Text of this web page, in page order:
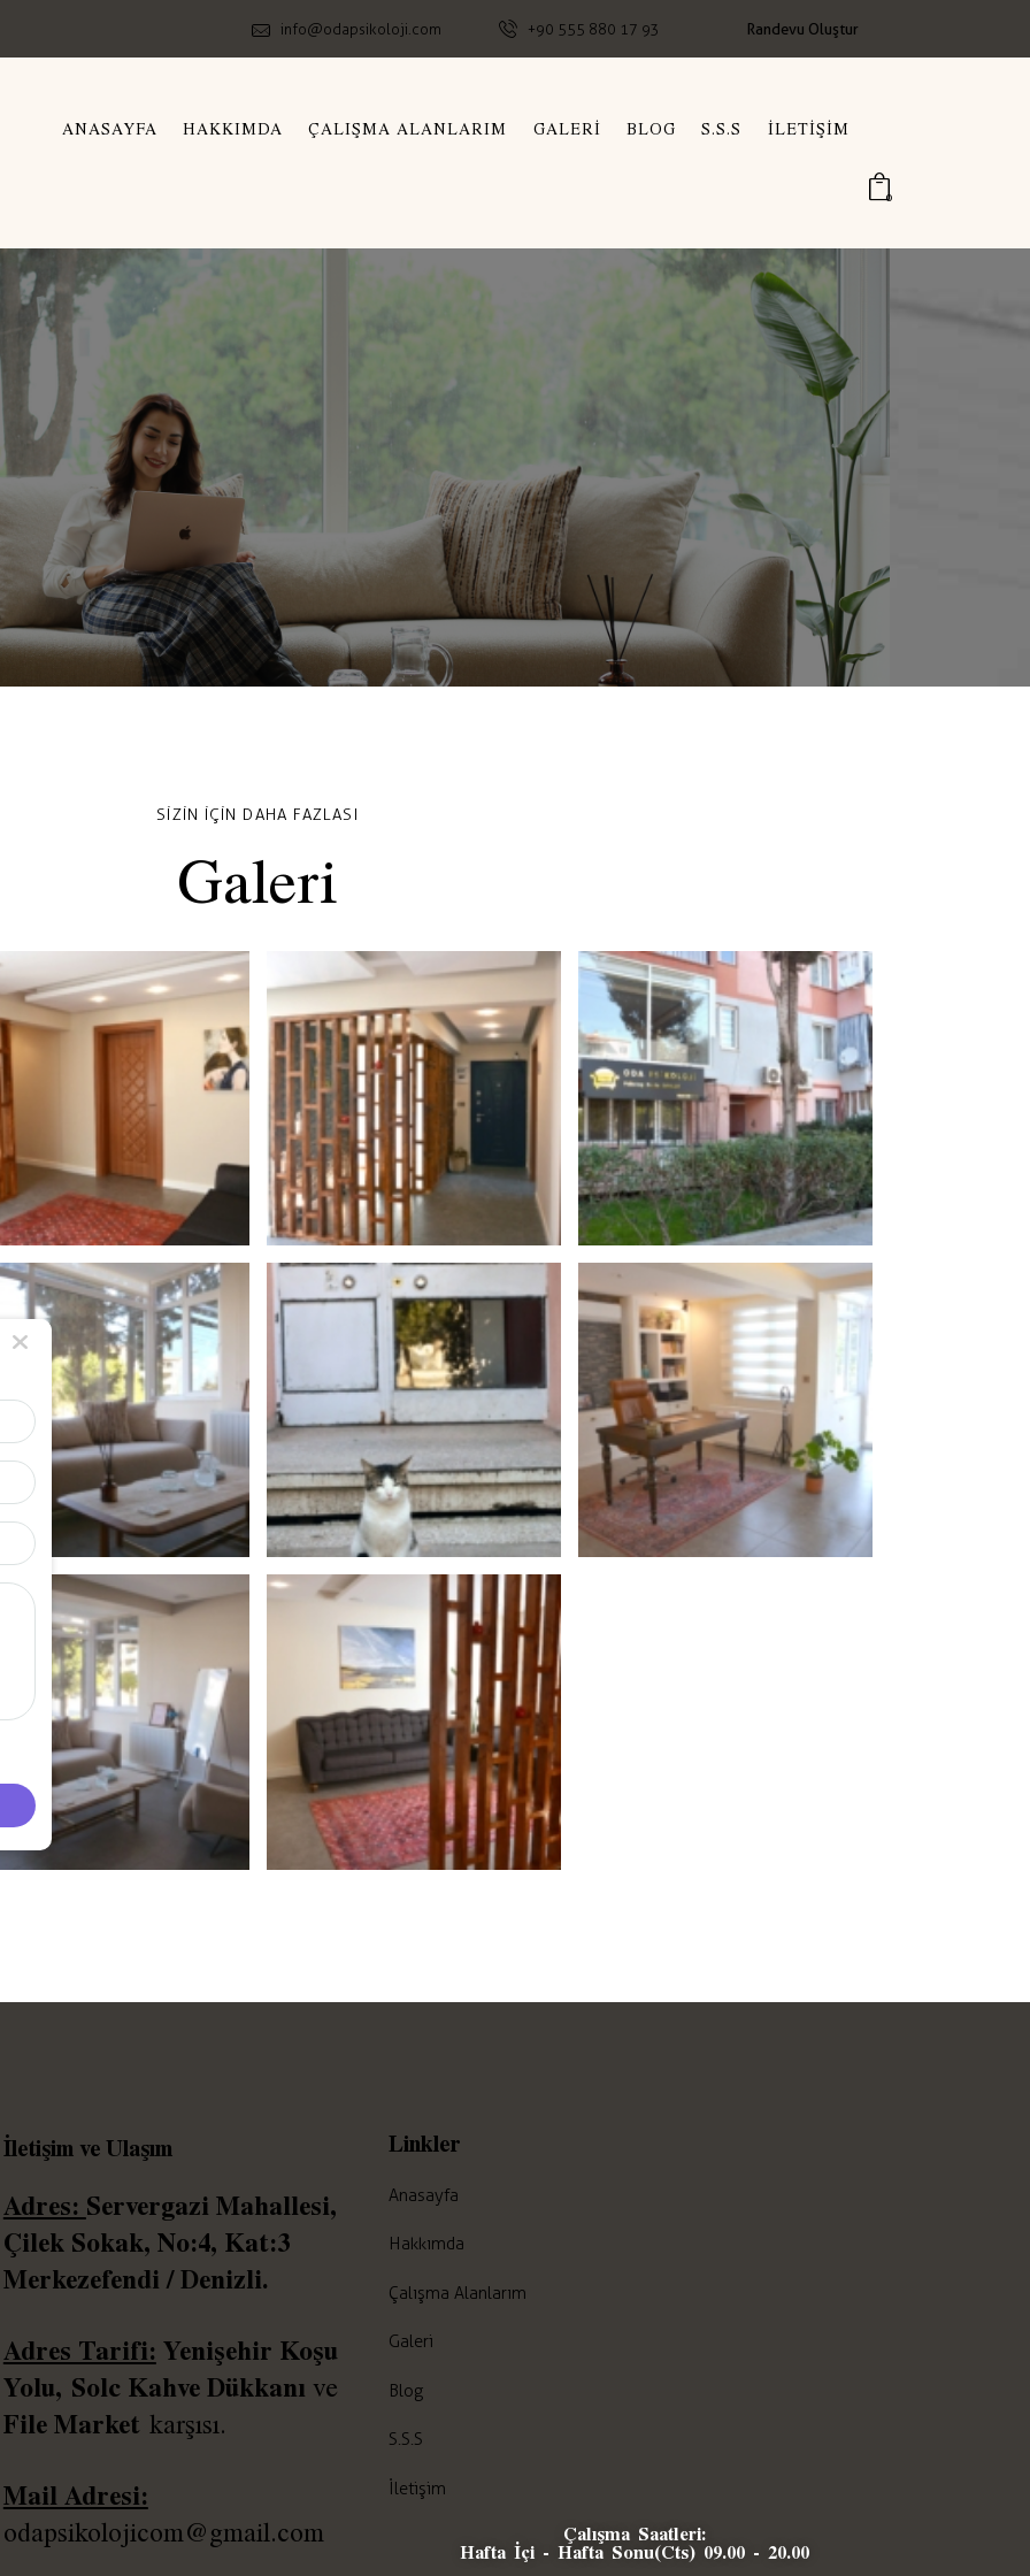
info@odapsikoloji.com +90 555 880 17 93 Randevu Oluştur
ANASAYFA HAKKIMDA ÇALIŞMA ALANLARIM GALERI BLOG S.S.S İLETIŞIM
0
SIZIN IÇIN DAHA FAZLASI
Galeri
İletişim ve Ulaşım
Adres: Servergazi Mahallesi,
Çilek Sokak, No:4, Kat:3
Merkezefendi / Denizli.
Adres Tarifi: Yenişehir Koşu
Yolu, Solc Kahve Dükkanı ve
File Marketkarşısı.
Mail Adresi:
odapsikolojicom@gmail.com
Linkler
Anasayfa
Hakkımda
Çalışma Alanlarım
Galeri
Blog
S.S.S
İletişim
Çalışma Saatleri:
Hafta İçi - Hafta Sonu(Cts) 09.00 - 20.00